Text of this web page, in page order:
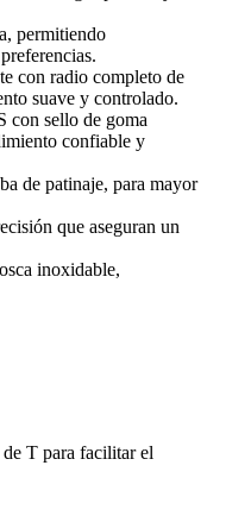
permitiendo
con radio completo de
suave y controlado.
con sello de goma
confiable y
de patinaje, para mayor
que aseguran un
inoxidable,
T para facilitar el